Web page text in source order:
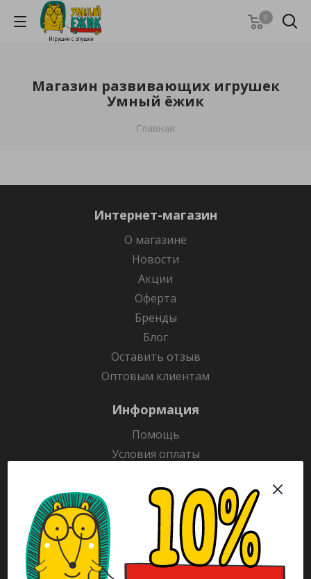
0
Магазин развивающих игрушек
Умный ёжик
Главная
Интернет-магазин
О магазине
Новости
Акции
Оферта
Бренды
Блог
Оставить отзыв
Оптовым клиентам
Информация
Помощь
Условия оплаты
Гарантия на товар
Раскраски
Рекламодателям
Каталог